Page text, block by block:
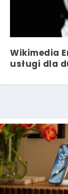
Wikimedia
usługi dla